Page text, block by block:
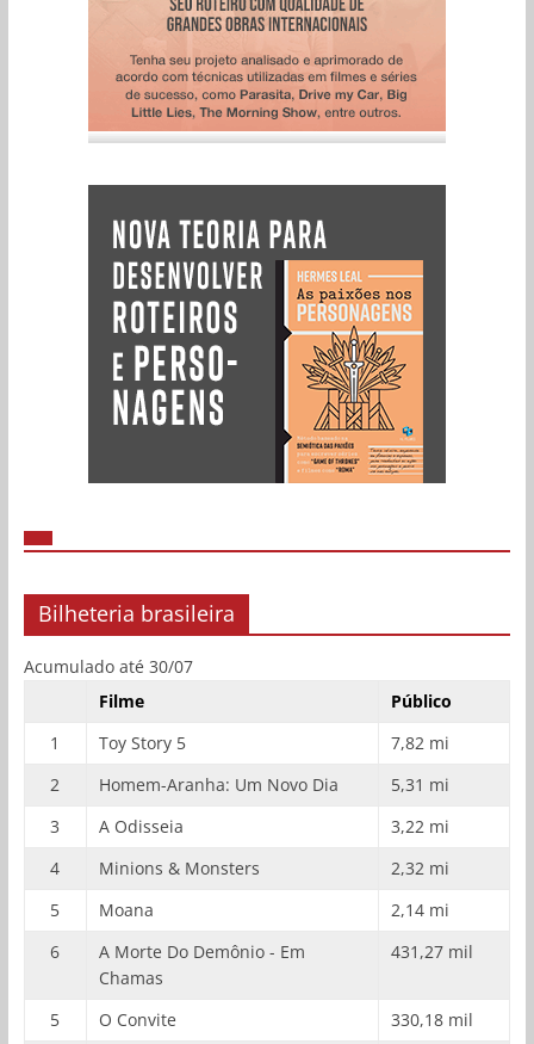
Bilheteria brasileira
Acumulado até 30/07
Filme
Público
1
Toy Story 5
7,82 mi
2
Homem-Aranha: Um Novo Dia
5,31 mi
3
A Odisseia
3,22 mi
4
Minions & Monsters
2,32 mi
5
Moana
2,14 mi
6
A Morte Do Demônio - Em
Chamas
431,27 mil
5 O Convite
330,18 mil